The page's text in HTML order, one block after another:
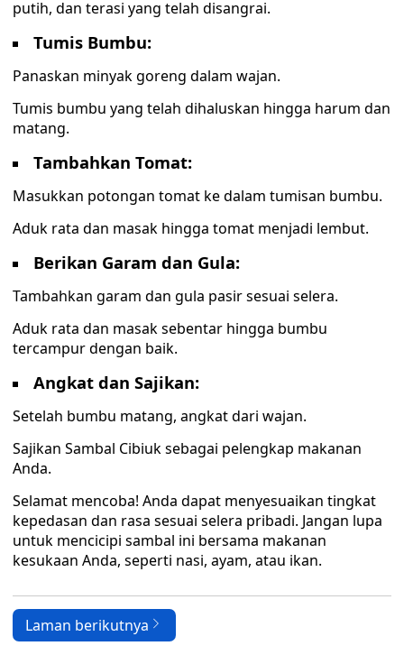
putih, dan terasi yang telah disangrai.
Tumis Bumbu:
Panaskan minyak goreng dalam wajan.
Tumis bumbu yang telah dihaluskan hingga harum dan
matang.
Tambahkan Tomat:
Masukkan potongan tomat ke dalam tumisan bumbu.
Aduk rata dan masak hingga tomat menjadi lembut.
Berikan Garam dan Gula:
Tambahkan garam dan gula pasir sesuai selera.
Aduk rata dan masak sebentar hingga bumbu
tercampur dengan baik.
Angkat dan Sajikan:
Setelah bumbu matang, angkat dari wajan.
Sajikan Sambal Cibiuk sebagai pelengkap makanan
Anda.
Selamat mencoba! Anda dapat menyesuaikan tingkat
kepedasan dan rasa sesuai selera pribadi. Jangan lupa
untuk mencicipi sambal ini bersama makanan
kesukaan Anda, seperti nasi, ayam, atau ikan.
Laman berikutnya